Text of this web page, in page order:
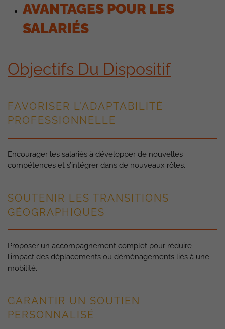
AVANTAGES POUR LES
SALARIÉS
Objectifs Du Dispositif
FAVORISER L’ADAPTABILITÉ
PROFESSIONNELLE
Encourager les salariés à développer de nouvelles
compétences et s’intégrer dans de nouveaux rôles.
SOUTENIR LES TRANSITIONS
GÉOGRAPHIQUES
Proposer un accompagnement complet pour réduire
l’impact des déplacements ou déménagements liés à une
mobilité.
GARANTIR UN SOUTIEN
PERSONNALISÉ